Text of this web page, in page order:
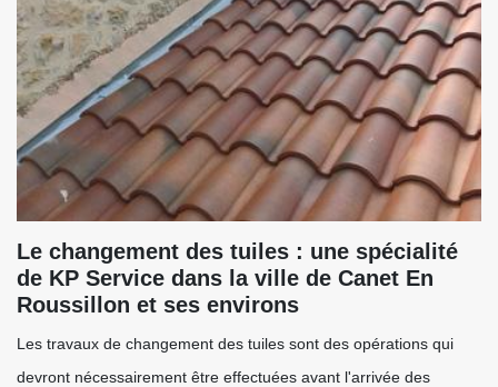
Le changement des tuiles : une spécialité
de KP Service dans la ville de Canet En
Roussillon et ses environs
Les travaux de changement des tuiles sont des opérations qui
devront nécessairement être effectuées avant l'arrivée des